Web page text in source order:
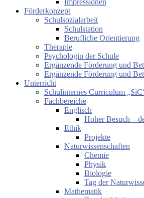
Impressionen
Förderkonzept
Schulsozialarbeit
Schulstation
Berufliche Orientierung
Therapie
Psychologin der Schule
Ergänzende Förderung und
Ergänzende Förderung und
Unterricht
Schulinternes Curriculum
Fachbereiche
Englisch
Hoher Besuch –
Ethik
Projekte
Naturwissenschaften
Chemie
Physik
Biologie
Tag der
Mathematik